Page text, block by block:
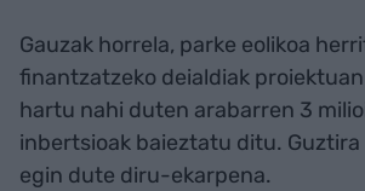
Gauzak horrela, parke eolikoa
finantzatzeko deialdiak
hartu nahi duten arabarren 3
inbertsioak baieztatu ditu.
egin dute diru-ekarpena.